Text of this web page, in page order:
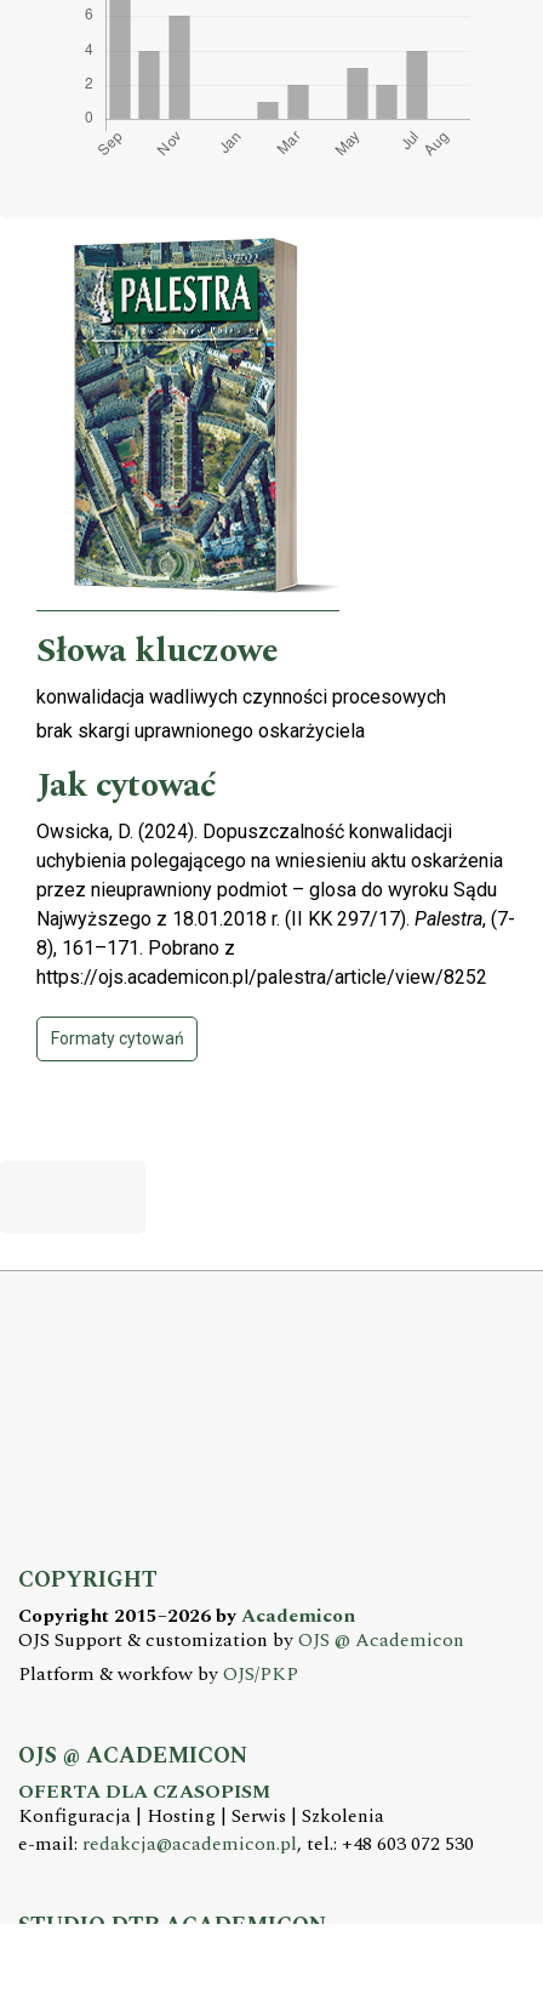
Cover image
Słowa kluczowe
konwalidacja wadliwych czynności procesowych
brak skargi uprawnionego oskarżyciela
Jak cytować
Owsicka, D. (2024). Dopuszczalność konwalidacji
uchybienia polegającego na wniesieniu aktu oskarżenia
przez nieuprawniony podmiot – glosa do wyroku Sądu
Najwyższego z 18.01.2018 r. (II KK 297/17). Palestra, (7-
8), 161–171. Pobrano z
https://ojs.academicon.pl/palestra/article/view/8252
Formaty cytowań
COPYRIGHT
Copyright 2015–2026 byAcademicon
OJS Support & customization byOJS @ Academicon
Platform & workfow byOJS/PKP
OJS @ ACADEMICON
OFERTA DLA CZASOPISM
Konfiguracja | Hosting | Serwis | Szkolenia
e-mail: redakcja@academicon.pl, tel.: +48 603 072 530
STUDIO DTP ACADEMICON